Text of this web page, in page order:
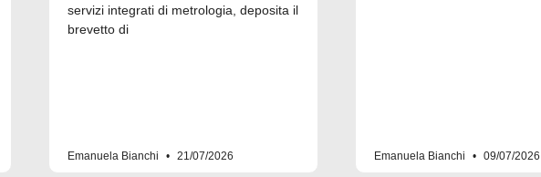
servizi integrati di metrologia, deposita il
brevetto di
Emanuela Bianchi 21/07/2026 Emanuela Bianchi 09/07/2026